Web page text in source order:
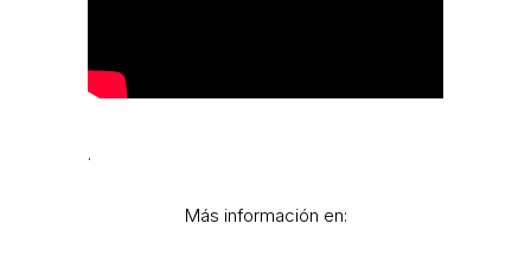
.
Más información en: